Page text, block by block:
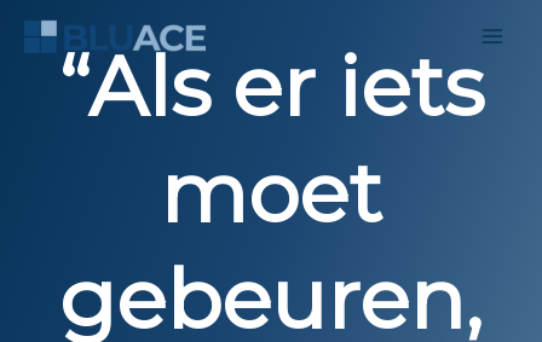
naar
“Als er iets
moet
gebeuren,